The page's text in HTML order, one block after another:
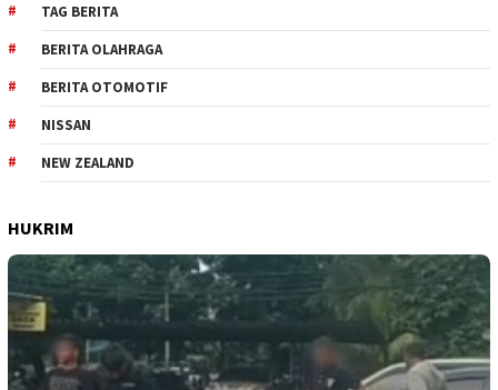
TAG BERITA
BERITA OLAHRAGA
BERITA OTOMOTIF
NISSAN
NEW ZEALAND
HUKRIM